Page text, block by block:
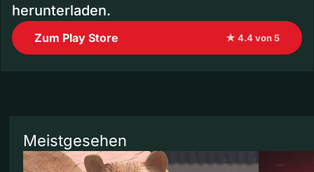
herunterladen.
Zum Play Store ★ 4.4 von 5
Meistgesehen